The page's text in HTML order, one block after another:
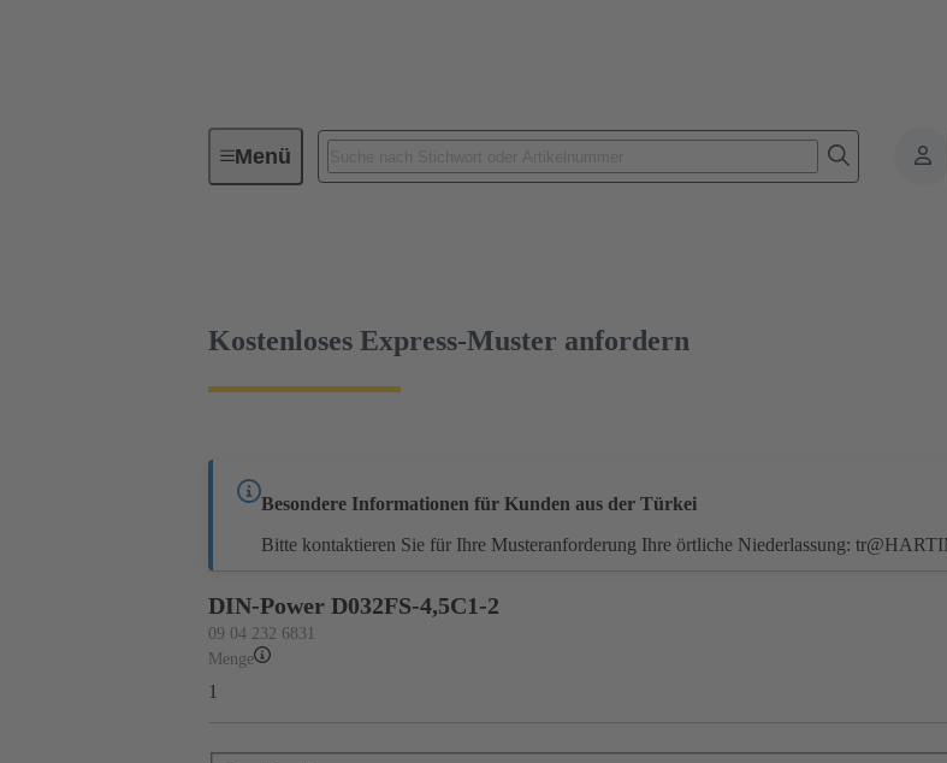
MenüGeräteanschlusstechnik Board-to-Board Steckverbinder
Kostenloses Express-Muster anfordern
Besondere Informationen für Kunden aus der Türkei
Bitte kontaktieren Sie für Ihre Musteranforderung Ihre örtliche Niederlassung:
DIN-Power D032FS-4,5C1-2
09 04 232 6831
Menge
1